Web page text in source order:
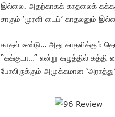
இல்லை. அதற்காகக் காதலைக்
சாகும் ‘முரளி டைப்’ காதலனும்
காதல் உண்டு… அது காதலிக்கும்
“கக்குடா…” என்று கழுத்தில்
போலிருக்கும் அமுக்கமான